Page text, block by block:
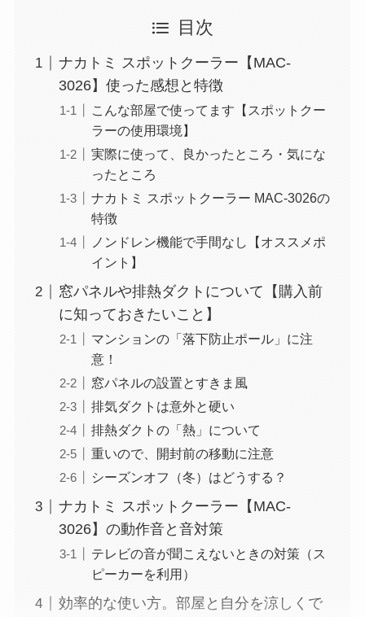
目次
ナカトミ スポットクーラー【MAC-
3026】使った感想と特徴
こんな部屋で使ってます【スポットクー
ラーの使用環境】
実際に使って、良かったところ・気にな
ったところ
ナカトミ スポットクーラー MAC-3026の
特徴
ノンドレン機能で手間なし【オススメポ
イント】
窓パネルや排熱ダクトについて【購入前
に知っておきたいこと】
マンションの「落下防止ポール」に注
意！
窓パネルの設置とすきま風
排気ダクトは意外と硬い
排熱ダクトの「熱」について
重いので、開封前の移動に注意
シーズンオフ（冬）はどうする？
ナカトミ スポットクーラー【MAC-
3026】の動作音と音対策
テレビの音が聞こえないときの対策（ス
ピーカーを利用）
効率的な使い方。部屋と自分を涼しくで